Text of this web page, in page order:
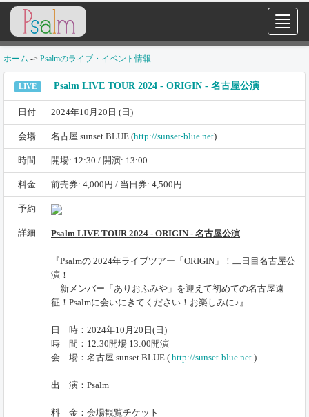
ホーム -> Psalmのライブ・イベント情報
LIVE Psalm LIVE TOUR 2024 - ORIGIN - 名古屋公演
日付 2024年10月20日 (日)
会場 名古屋 sunset BLUE (http://sunset-blue.net)
時間 開場: 12:30 / 開演: 13:00
料金 前売券: 4,000円 / 当日券: 4,500円
予約
詳細 Psalm LIVE TOUR 2024 - ORIGIN - 名古屋公演
『Psalmの 2024年ライブツアー「ORIGIN」！二日目名古屋公
演！
新メンバー「ありおふみや」を迎えて初めての名古屋遠
征！Psalmに会いにきてください！お楽しみに♪』
日 時：2024年10月20日(日)
時 間：12:30開場 13:00開演
会 場：名古屋 sunset BLUE ( http://sunset-blue.net )
出 演：Psalm
料 金：会場観覧チケット